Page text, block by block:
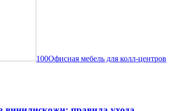
100Офисная мебель для колл-центров